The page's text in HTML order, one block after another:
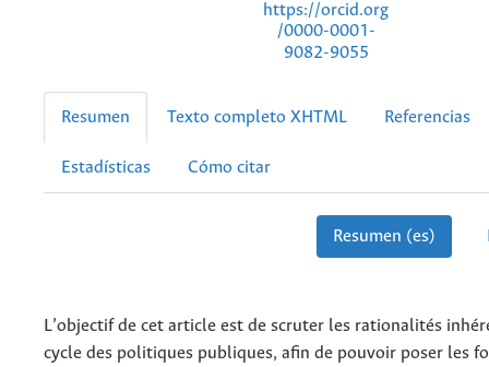
https://orcid.org
/0000-0001-
9082-9055
Resumen Texto completo XHTML Referencias
Estadísticas Cómo citar
Resumen (es)
L’objectif de cet article est de scruter les rationalités
cycle des politiques publiques, afin de pouvoir poser les